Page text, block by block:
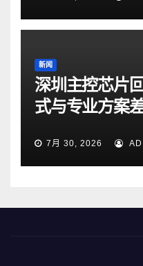
新闻
深圳主控芯片
式与专业方案
7月 30, 2026